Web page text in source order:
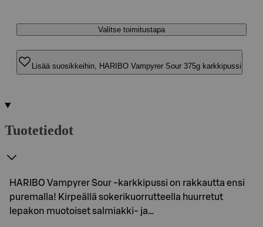
Valitse toimitustapa
Lisää suosikkeihin, HARIBO Vampyrer Sour 375g karkkipussi
Tuotetiedot
HARIBO Vampyrer Sour -karkkipussi on rakkautta ensi
puremalla! Kirpeällä sokerikuorrutteella huurretut
lepakon muotoiset salmiakki- ja…